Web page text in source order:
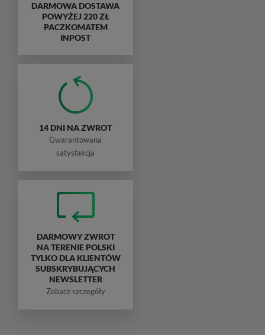
DARMOWA DOSTAWA
POWYŻEJ 220 ZŁ
PACZKOMATEM
INPOST
14 DNI NA ZWROT
Gwarantowana
satysfakcja
DARMOWY ZWROT
NA TERENIE POLSKI
TYLKO DLA KLIENTÓW
SUBSKRYBUJĄCYCH
NEWSLETTER
Zobacz szczegóły